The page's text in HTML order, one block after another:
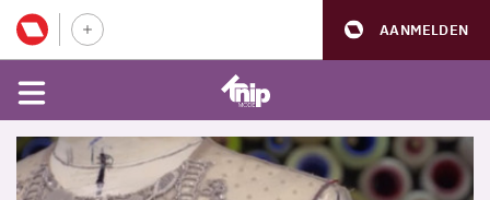
AANMELDEN